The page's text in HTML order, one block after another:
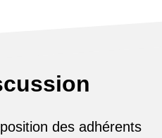
des adhérents